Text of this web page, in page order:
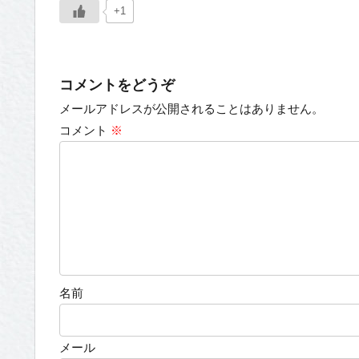
+1
コメントをどうぞ
メールアドレスが公開されることはありません。
コメント ※
名前
メール